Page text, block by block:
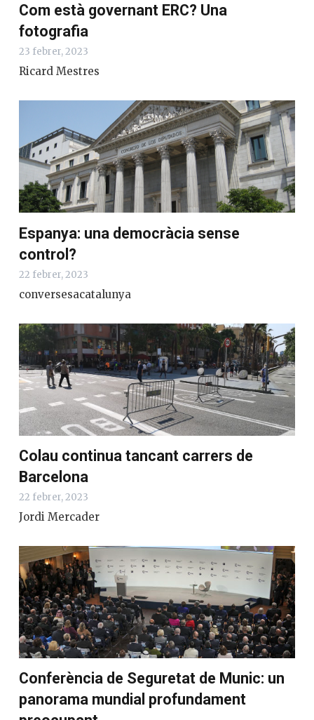
Com està governant ERC? Una
fotografia
23 febrer, 2023
Ricard Mestres
Espanya: una democràcia sense
control?
22 febrer, 2023
conversesacatalunya
Colau continua tancant carrers de
Barcelona
22 febrer, 2023
Jordi Mercader
Conferència de Seguretat de Munic: un
panorama mundial profundament